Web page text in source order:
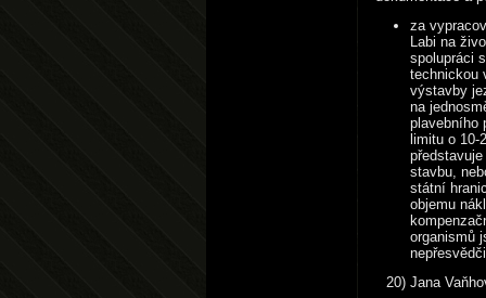
za
Labi na
spolupráci
technickou
výstavby
na
plavebního
limitu o
stavbu,
státní
objemu
organismů
20) Jana